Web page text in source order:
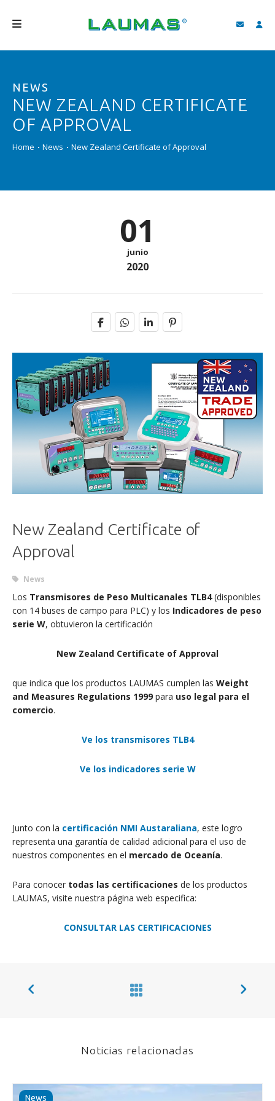
PRODUCTOS
SERVICIOS
BLOG
NEWS
NEW ZEALAND CERTIFICATE
OF APPROVAL
Home News New Zealand Certificate of Approval
01
junio
2020
New Zealand Certificate of
Approval
News
Los Transmisores de Peso Multicanales TLB4(disponibles
con 14 buses de campo para PLC) y los Indicadores de peso
serie W, obtuvieron la certificación
New Zealand Certificate of Approval
que indica que los productos LAUMAS cumplen las Weight
and Measures Regulations 1999 para uso legal para el
comercio.
Ve los transmisores TLB4
Ve los indicadores serie W
Junto con la certificación NMI Austaraliana, este logro
representa una garantía de calidad adicional para el uso de
nuestros componentes en el mercado de Oceanía.
Para conocer todas las certificaciones de los productos
LAUMAS, visite nuestra página web especifica:
CONSULTAR LAS CERTIFICACIONES
Noticias relacionadas
News